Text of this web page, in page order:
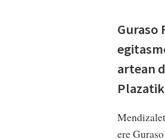
Guraso
artean
ere